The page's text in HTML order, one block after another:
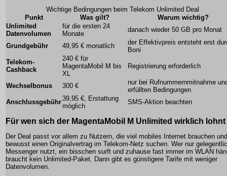
Wichtige Bedingungen beim Telekom Unlimited Deal
Punkt
Was gilt?
Warum wichtig?
Unlimited
Datenvolumen
für die ersten 24
Monate
danach wieder 50 GB pro Monat
Grundgebühr 49,95 € monatlich
der Effektivpreis entsteht erst
Boni
Telekom-
Cashback
240 € für
MagentaMobil M bis
XL
Registrierung erforderlich
Wechselbonus 300 €
nur bei Rufnummernmitnahme
erfüllten Bedingungen
Anschlussgebühr39,95 €, Erstattung
möglich
SMS-Aktion beachten
Für wen sich der MagentaMobil M Unlimited wirklich lohnt
Der Deal passt vor allem zu Nutzern, die viel mobiles Internet brauchen und
bewusst einen Originalvertrag im Telekom-Netz suchen. Wer nur
Messenger nutzt, ein bisschen surft und zuhause fast immer im WLAN
braucht kein Unlimited-Paket. Dann gibt es günstigere Tarife mit weniger
Datenvolumen.